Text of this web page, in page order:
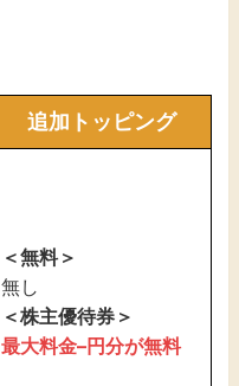
追加トッピング
＜無料＞
無し
＜株主優待券＞
最大料金–円分が無料